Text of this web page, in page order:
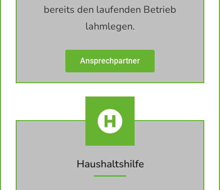
bereits den laufenden Betrieb
lahmlegen.
Ansprechpartner
Haushaltshilfe